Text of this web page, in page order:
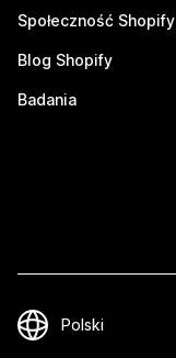
Społeczność Shopify
Blog Shopify
Badania